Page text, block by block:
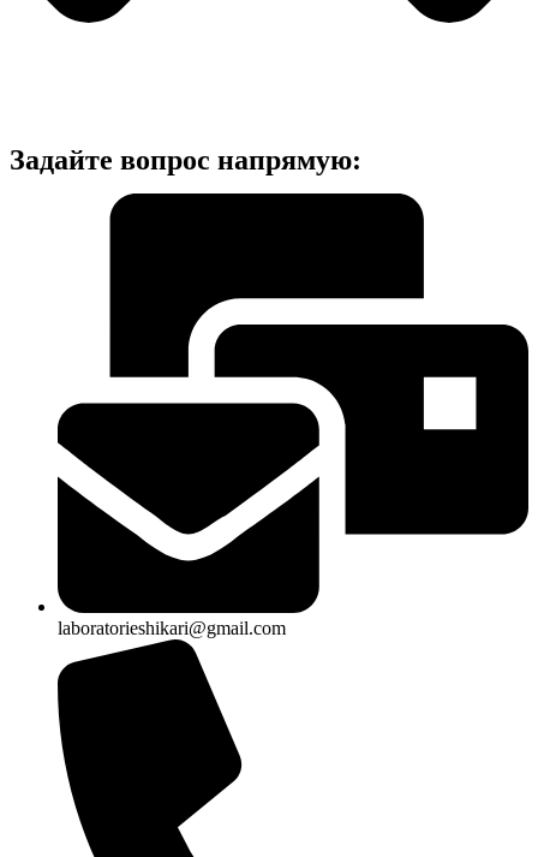
Задайте вопрос напрямую:
laboratorieshikari@gmail.com